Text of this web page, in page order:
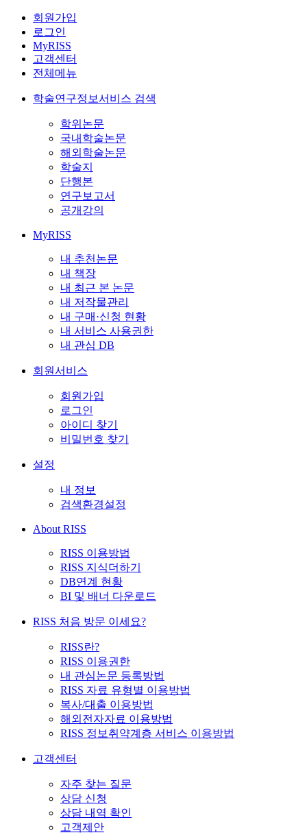
회원가입
로그인
MyRISS
고객센터
전체메뉴
학술연구정보서비스 검색
학위논문
국내학술논문
해외학술논문
학술지
단행본
연구보고서
공개강의
MyRISS
내 추천논문
내 책장
내 최근 본 논문
내 저작물관리
내 구매·신청 현황
내 서비스 사용권한
내 관심 DB
회원서비스
회원가입
로그인
아이디 찾기
비밀번호 찾기
설정
내 정보
검색환경설정
About RISS
RISS 이용방법
RISS 지식더하기
DB연계 현황
BI 및 배너 다운로드
RISS 처음 방문 이세요?
RISS란?
RISS 이용권한
내 관심논문 등록방법
RISS 자료 유형별 이용방법
복사/대출 이용방법
해외전자자료 이용방법
RISS 정보취약계층 서비스 이용방법
고객센터
자주 찾는 질문
상담 신청
상담 내역 확인
고객제안